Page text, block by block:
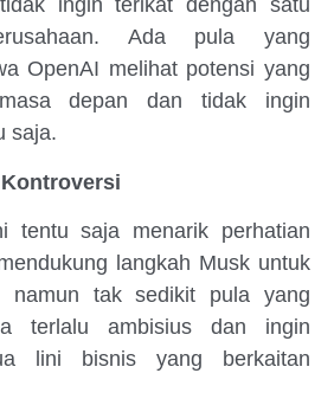
ingin terikat dengan satu
Ada pula yang
OpenAI melihat potensi yang
depan dan tidak ingin
saja.
tentu saja menarik perhatian
langkah Musk untuk
namun tak sedikit pula yang
terlalu ambisius dan ingin
lini bisnis yang berkaitan